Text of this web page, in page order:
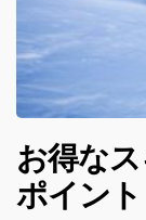
お得な
ポイント